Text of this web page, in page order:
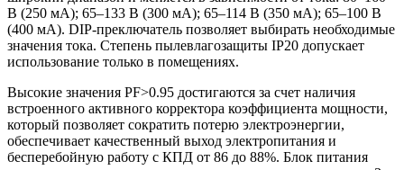
В (250 мА); 65–133 В (300 мА); 65–114 В (350 мА); 65–100 В
(400 мА). DIP-преключатель позволяет выбирать необходимые
значения тока. Степень пылевлагозащиты IP20 допускает
использование только в помещениях.
Высокие значения PF>0.95 достигаются за счет наличия
встроенного активного корректора коэффициента мощности,
который позволяет сократить потерю электроэнергии,
обеспечивает качественный выход электропитания и
бесперебойную работу с КПД от 86 до 88%. Блок питания